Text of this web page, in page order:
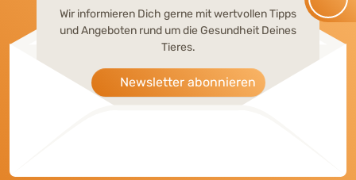
Wir informieren Dich gerne mit wertvollen Tipps
und Angeboten rund um die Gesundheit Deines
Tieres.
Newsletter abonnieren